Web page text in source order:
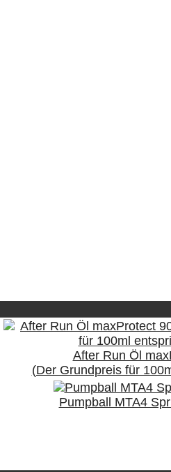
After Run Öl
(Der Grundpreis für
Pumpball MTA4